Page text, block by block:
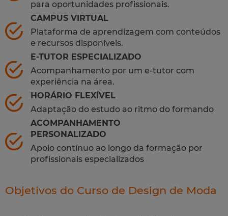
para oportunidades profissionais.
CAMPUS VIRTUAL
Plataforma de aprendizagem com conteúdos
e recursos disponíveis.
E-TUTOR ESPECIALIZADO
Acompanhamento por um e-tutor com
experiência na área.
HORÁRIO FLEXÍVEL
Adaptação do estudo ao ritmo do formando
ACOMPANHAMENTO
PERSONALIZADO
Apoio contínuo ao longo da formação por
profissionais especializados
Objetivos do Curso de Design de Moda